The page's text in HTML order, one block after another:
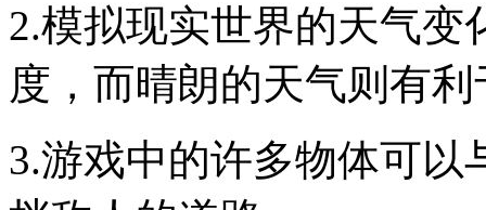
2.模拟现实世界的天气变
度，而晴朗的天气则有
3.游戏中的许多物体可